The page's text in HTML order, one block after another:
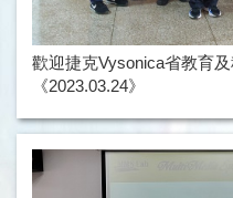
歡迎捷克Vysonica省教育
《2023.03.24》